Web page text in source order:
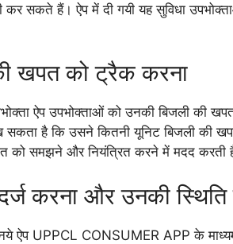
कर सकते हैं। ऐप में दी गयी यह सुविधा
खपत को ट्रैक करना
ऐप उपभोक्ताओं को उनकी बिजली की
सकता है कि उसने कितनी यूनिट बिजली की
को समझने और नियंत्रित करने में मदद करती
करना और उनकी
ऐप UPPCL CONSUMER APP के